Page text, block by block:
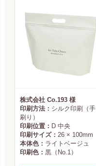
株式会社 Co.193 様
印刷方法： シルク印刷（手
刷り）
印刷位置： D 中央
印刷サイズ： 26 × 100mm
本体色： ライトベージュ
印刷色： 黒（No.1）